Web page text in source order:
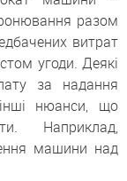
разом
витрат
угоди. Деякі
за надання
нюанси, що
Наприклад,
машини над